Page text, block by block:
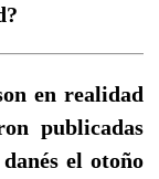
en realidad
publicadas
el otoño